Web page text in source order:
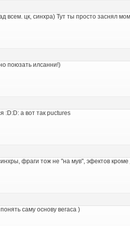
всем. цк, синхра) Тут ты просто заснял
поюзать илсанни!)
:D:D: а вот так puctures
фраги тож не "на мув", эфектов
саму основу вегаса )